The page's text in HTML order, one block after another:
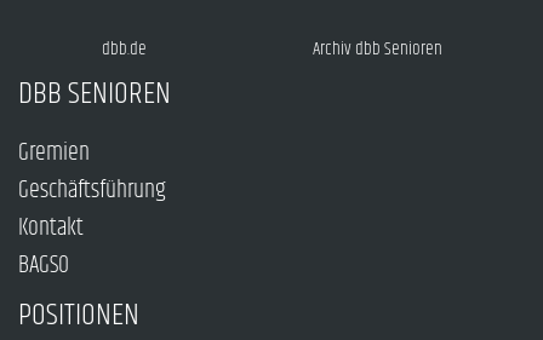
dbb.de Archiv dbb Senioren
DBB SENIOREN
Gremien
Geschäftsführung
Kontakt
BAGSO
POSITIONEN